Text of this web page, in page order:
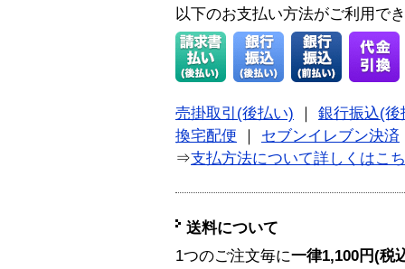
以下のお支払い方法がご利用で
売掛取引(後払い)
銀行振込(後
換宅配便
セブンイレブン決済
⇒支払方法について詳しくはこ
送料について
1つのご注文毎に一律1,100円(税